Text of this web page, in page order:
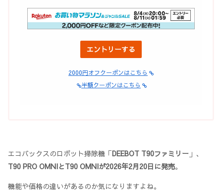
エントリーする
2000円オフクーポンはこちら
半額クーポンはこちら
エコバックスのロボット掃除機「DEEBOT T90ファミリー 」、
T90 PRO OMNIとT90 OMNIが2026年2月20日に発売。
機能や価格の違いがあるのか気になりますよね。